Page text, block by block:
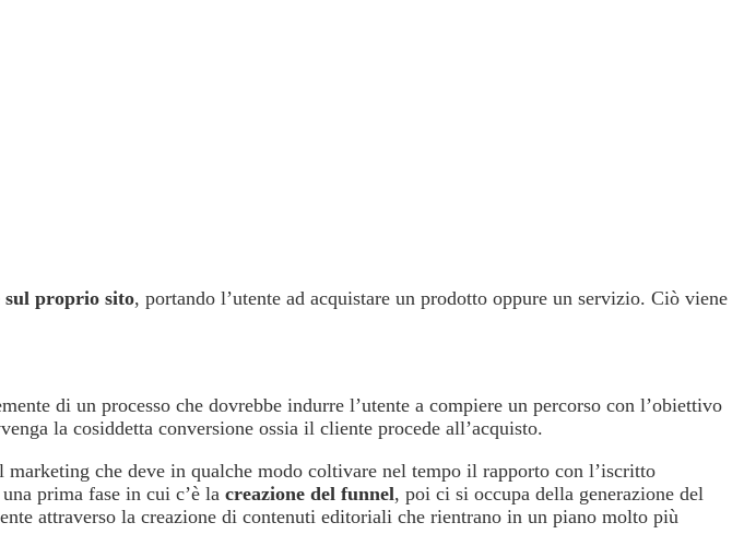
sul proprio sito, portando l’utente ad acquistare un prodotto oppure un servizio. Ciò viene
di un processo che dovrebbe indurre l’utente a compiere un percorso con l’obiettivo
la cosiddetta conversione ossia il cliente procede all’acquisto.
che deve in qualche modo coltivare nel tempo il rapporto con l’iscritto
prima fase in cui c’è la creazione del funnel, poi ci si occupa della generazione del
attraverso la creazione di contenuti editoriali che rientrano in un piano molto più